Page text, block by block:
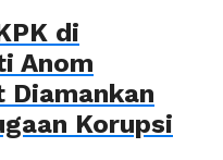
di
Anom
Korupsi